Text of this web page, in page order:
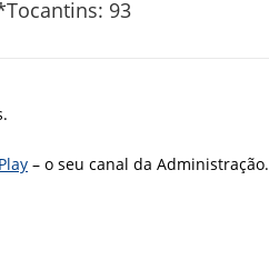
93
– o seu canal da Administração.